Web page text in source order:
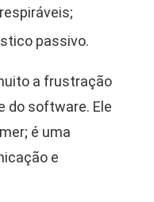
passivo.
a frustração
do software. Ele
é uma
e